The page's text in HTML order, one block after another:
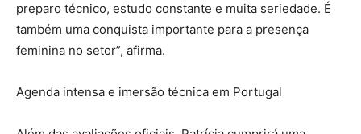
preparo técnico, estudo constante e muita seriedade. É
também uma conquista importante para a presença
feminina no setor”, afirma.
Agenda intensa e imersão técnica em Portugal